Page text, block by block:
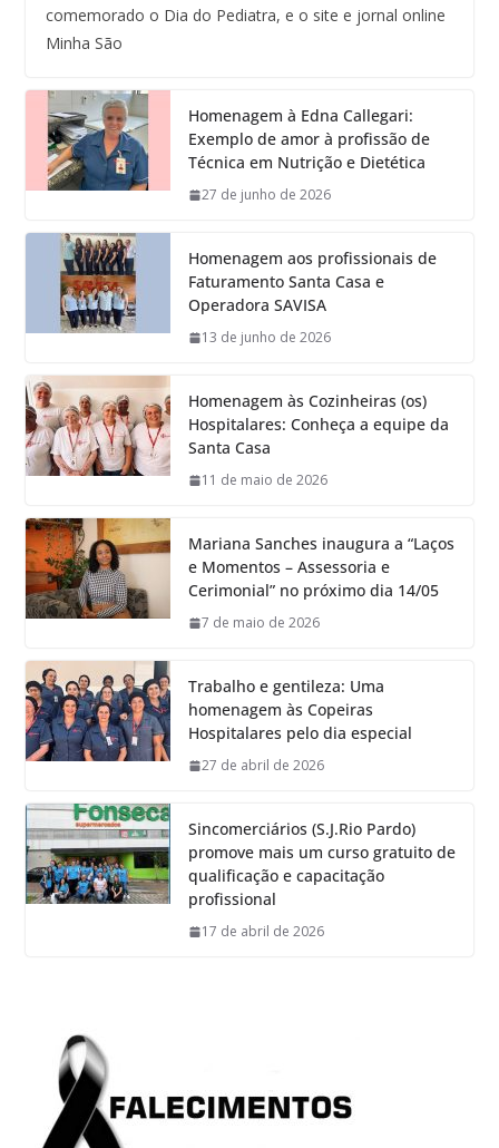
comemorado o Dia do Pediatra, e o site e jornal online
Minha São
Homenagem à Edna Callegari:
Exemplo de amor à profissão de
Técnica em Nutrição e Dietética
27 de junho de 2026
Homenagem aos profissionais de
Faturamento Santa Casa e
Operadora SAVISA
13 de junho de 2026
Homenagem às Cozinheiras (os)
Hospitalares: Conheça a equipe da
Santa Casa
11 de maio de 2026
Mariana Sanches inaugura a “Laços
e Momentos – Assessoria e
Cerimonial” no próximo dia 14/05
7 de maio de 2026
Trabalho e gentileza: Uma
homenagem às Copeiras
Hospitalares pelo dia especial
27 de abril de 2026
Sincomerciários (S.J.Rio Pardo)
promove mais um curso gratuito de
qualificação e capacitação
profissional
17 de abril de 2026